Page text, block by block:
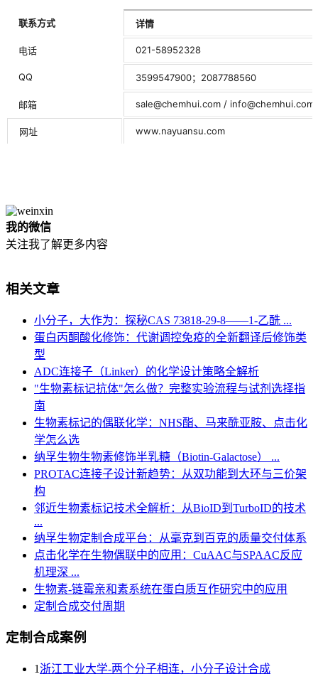
联系方式 详情
电话 021-58952328
QQ 3599547900；2087788560
邮箱 sale@chemhui.com / info@chemhui.com
网址 www.nayuansu.com
我的微信
关注我了解更多内容
相关文章
小分子，大作为：探秘CAS 73818-29-8——1-乙酰 ...
蛋白丙酮酸化修饰：代谢调控免疫的全新翻译后修饰类
型
ADC连接子（Linker）的化学设计策略全解析
"生物素标记抗体"怎么做？完整实验流程与试剂选择指
南
生物素标记的偶联化学：NHS酯、马来酰亚胺、点击化
学怎么选
纳孚生物生物素修饰半乳糖（Biotin-Galactose） ...
PROTAC连接子设计新趋势：从双功能到大环与三价架
构
邻近生物素标记技术全解析：从BioID到TurboID的技术
...
纳孚生物定制合成平台：从毫克到百克的质量交付体系
点击化学在生物偶联中的应用：CuAAC与SPAAC反应
机理深 ...
生物素-链霉亲和素系统在蛋白质互作研究中的应用
定制合成交付周期
定制合成案例
1 浙江工业大学-两个分子相连，小分子设计合成